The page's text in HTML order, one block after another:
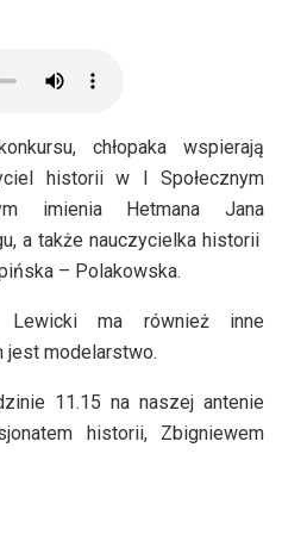
chłopaka wspierają
historii w I Społecznym
imienia Hetmana Jana
a także nauczycielka historii
– Polakowska.
Lewicki ma również inne
jest modelarstwo.
11.15 na naszej antenie
historii, Zbigniewem